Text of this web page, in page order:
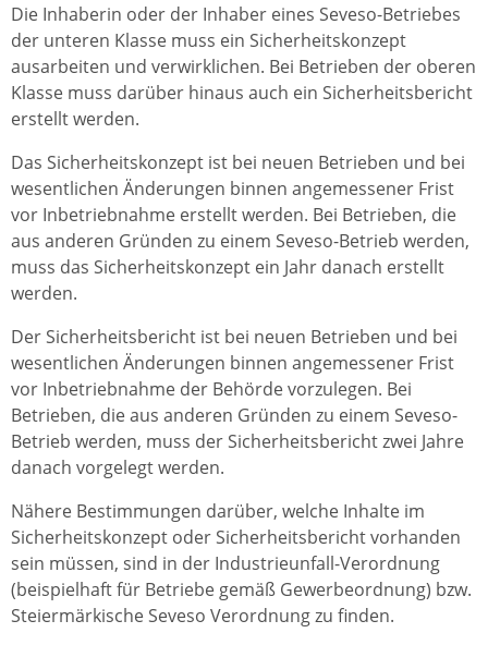
Die Inhaberin oder der Inhaber eines Seveso-Betriebes
der unteren Klasse muss ein Sicherheitskonzept
ausarbeiten und verwirklichen. Bei Betrieben der oberen
Klasse muss darüber hinaus auch ein Sicherheitsbericht
erstellt werden.
Das Sicherheitskonzept ist bei neuen Betrieben und bei
wesentlichen Änderungen binnen angemessener Frist
vor Inbetriebnahme erstellt werden. Bei Betrieben, die
aus anderen Gründen zu einem Seveso-Betrieb werden,
muss das Sicherheitskonzept ein Jahr danach erstellt
werden.
Der Sicherheitsbericht ist bei neuen Betrieben und bei
wesentlichen Änderungen binnen angemessener Frist
vor Inbetriebnahme der Behörde vorzulegen. Bei
Betrieben, die aus anderen Gründen zu einem Seveso-
Betrieb werden, muss der Sicherheitsbericht zwei Jahre
danach vorgelegt werden.
Nähere Bestimmungen darüber, welche Inhalte im
Sicherheitskonzept oder Sicherheitsbericht vorhanden
sein müssen, sind in der Industrieunfall-Verordnung
(beispielhaft für Betriebe gemäß Gewerbeordnung) bzw.
Steiermärkische Seveso Verordnung zu finden.